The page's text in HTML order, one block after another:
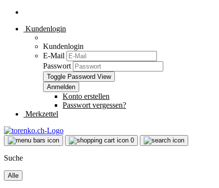
Kundenlogin
Kundenlogin
E-Mail
Passwort
Toggle Password View
Konto erstellen
Passwort vergessen?
Merkzettel
0
Suche
Alle